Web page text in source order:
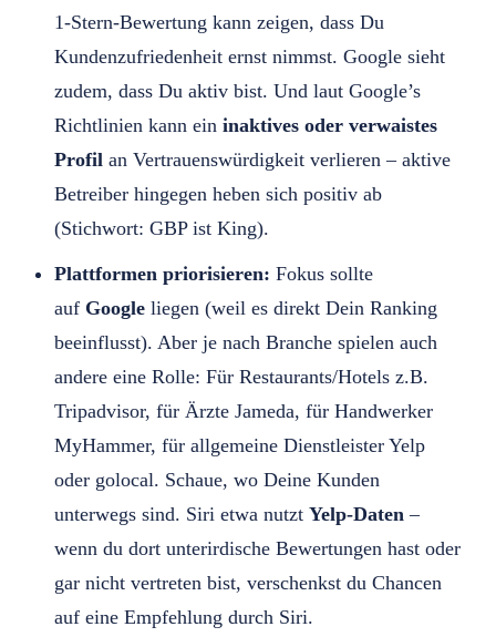
1-Stern-Bewertung kann zeigen, dass Du
Kundenzufriedenheit ernst nimmst. Google sieht
zudem, dass Du aktiv bist. Und laut Google’s
Richtlinien kann ein inaktives oder verwaistes
Profil an Vertrauenswürdigkeit verlieren – aktive
Betreiber hingegen heben sich positiv ab
(Stichwort: GBP ist King).
Plattformen priorisieren: Fokus sollte
auf Google liegen (weil es direkt Dein Ranking
beeinflusst). Aber je nach Branche spielen auch
andere eine Rolle: Für Restaurants/Hotels z.B.
Tripadvisor, für Ärzte Jameda, für Handwerker
MyHammer, für allgemeine Dienstleister Yelp
oder golocal. Schaue, wo Deine Kunden
unterwegs sind. Siri etwa nutzt Yelp-Daten –
wenn du dort unterirdische Bewertungen hast oder
gar nicht vertreten bist, verschenkst du Chancen
auf eine Empfehlung durch Siri.